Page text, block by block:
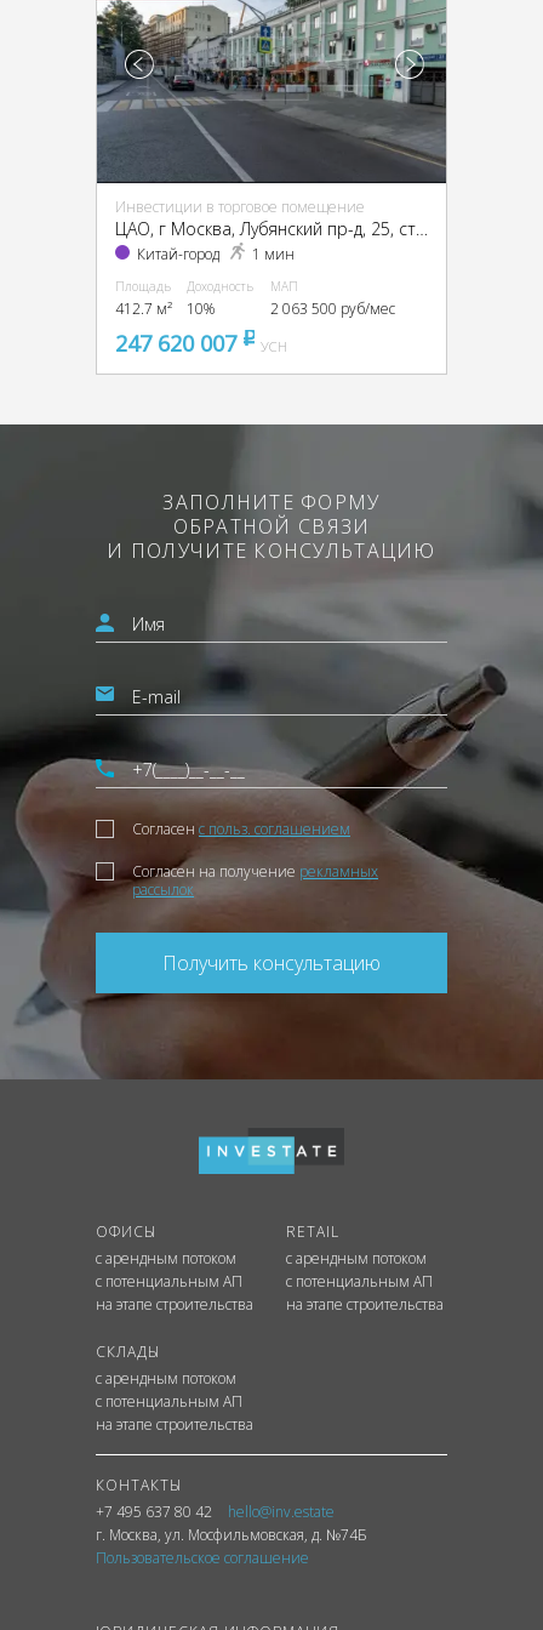
Инвестиции в торговое помещение
ЦАО, г Москва, Лубянский пр-д, 25, стр. 2
Китай-город 1 мин
Площадь
412.7 м²
Доходность
10%
МАП
2 063 500 руб/мес
247 620 007 pуб
УСН
ЗАПОЛНИТЕ ФОРМУ
ОБРАТНОЙ СВЯЗИ
И ПОЛУЧИТЕ КОНСУЛЬТАЦИЮ
Согласен с польз. соглашением
Согласен на получение рекламных
рассылок
Получить консультацию
ОФИСЫ
с арендным потоком
с потенциальным АП
на этапе строительства
RETAIL
с арендным потоком
с потенциальным АП
на этапе строительства
СКЛАДЫ
с арендным потоком
с потенциальным АП
на этапе строительства
КОНТАКТЫ
+7 495 637 80 42
hello@inv.estate
г. Москва, ул. Мосфильмовская, д. №74Б
Пользовательское соглашение